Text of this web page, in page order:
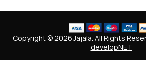
Copyright © 2026 Jajala. All Rights
developNET